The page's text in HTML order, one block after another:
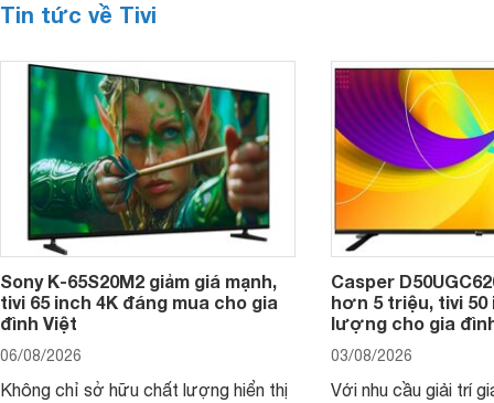
Tin tức về Tivi
Sony K-65S20M2 giảm giá mạnh,
tivi 65 inch 4K đáng mua cho gia
đình Việt
06/08/2026
Không chỉ sở hữu chất lượng hiển thị
Casper
hơn 5 triệu, tivi 50
lượng cho gia
03/08/2026
Với nhu cầu giải trí